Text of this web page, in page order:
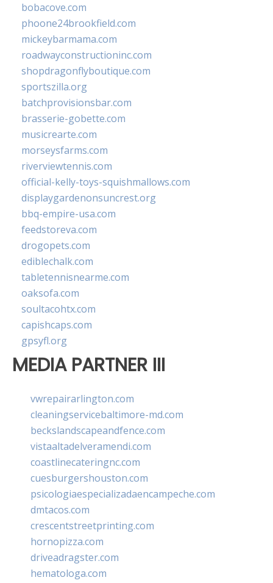
bobacove.com
phoone24brookfield.com
mickeybarmama.com
roadwayconstructioninc.com
shopdragonflyboutique.com
sportszilla.org
batchprovisionsbar.com
brasserie-gobette.com
musicrearte.com
morseysfarms.com
riverviewtennis.com
official-kelly-toys-squishmallows.com
displaygardenonsuncrest.org
bbq-empire-usa.com
feedstoreva.com
drogopets.com
ediblechalk.com
tabletennisnearme.com
oaksofa.com
soultacohtx.com
capishcaps.com
gpsyfl.org
MEDIA PARTNER III
vwrepairarlington.com
cleaningservicebaltimore-md.com
beckslandscapeandfence.com
vistaaltadelveramendi.com
coastlinecateringnc.com
cuesburgershouston.com
psicologiaespecializadaencampeche.com
dmtacos.com
crescentstreetprinting.com
hornopizza.com
driveadragster.com
hematologa.com